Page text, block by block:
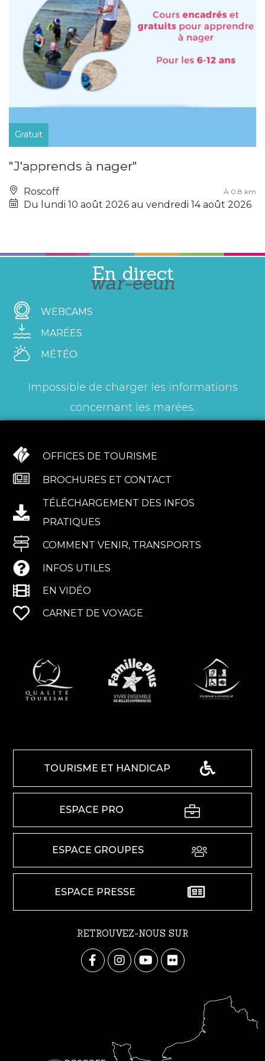
Gratuit
"J'apprends à nager"
Roscoff À 0.8 km
Du lundi 10 août 2026 au vendredi 14 août 2026
En direct
war-eeun
WEBCAMS
MARÉES
MÉTÉO
Impossible de charger les informations
concernant les marées.
OFFICES DE TOURISME
BROCHURES ET CONTACT
TÉLÉCHARGEMENT DES INFOS
PRATIQUES
COMMENT VENIR, TRANSPORTS
INFOS UTILES
EN VIDÉO
CARNET DE VOYAGE
TOURISME ET HANDICAP
ESPACE PRO
ESPACE GROUPES
ESPACE PRESSE
RETROUVEZ-NOUS SUR